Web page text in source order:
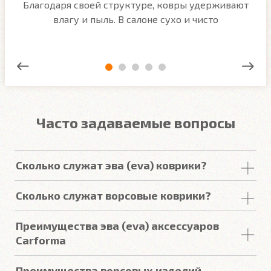
Благодаря своей структуре, ковры удерживают
влагу и пыль. В салоне сухо и чисто
Часто задаваемые вопросы
Сколько служат эва (eva) коврики?
покрытий изЕВА в среднем составляет 2-3
.
увеличивающие срок службы.
Сколько служат ворсовые коврики?
составляет от 2 до 5лет. У некоторых наших
клиентовони прослужили более 10
Преимущества эва (eva) аксессуаров
Carforma
Российский качественный материал